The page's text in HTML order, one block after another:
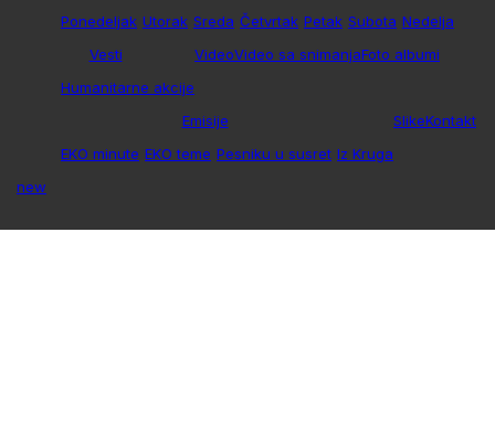
Ponedeljak Utorak Sreda Četvrtak Petak Subota Nedelja
Vesti
Humanitarne akcije
VideoVideo sa snimanjaFoto albumi
Emisije
EKO minute EKO teme Pesniku u susret Iz Kruga
SlikeKontakt
new